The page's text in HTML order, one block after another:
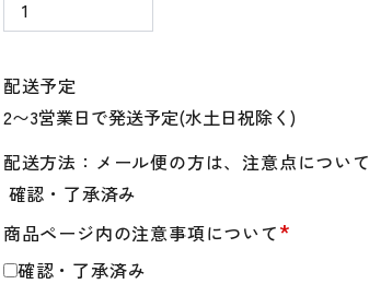
商品ページ内の注意事項について*
確認・了承済み
配送予定
配送方法：メール便の方は、注意点について
確認・了承済み
フ
ン
リ
ン
限
定
バ
ッ